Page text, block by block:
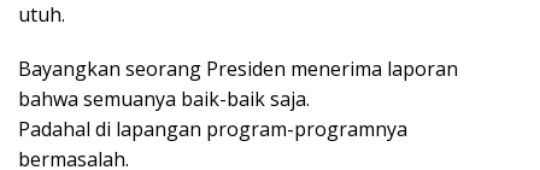
utuh.
Bayangkan seorang Presiden menerima laporan
bahwa semuanya baik-baik saja.
Padahal di lapangan program-programnya
bermasalah.